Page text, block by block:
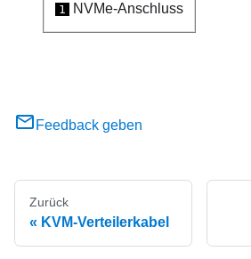
1 NVMe-Anschluss
Feedback geben
Zurück
KVM-Verteilerkabel